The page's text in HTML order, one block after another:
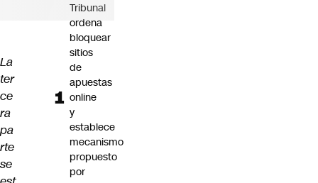
La
ter
ce
ra
pa
rte
se
Tribunal
ordena
bloquear
sitios
de
apuestas
online
y
establece
mecanismo
propuesto
por